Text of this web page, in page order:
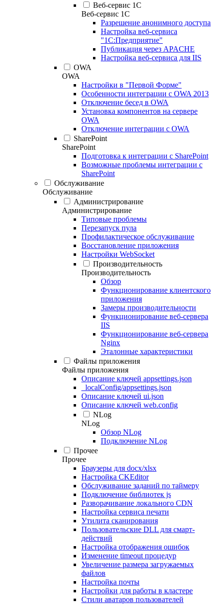
Веб-сервис 1С
Веб-сервис 1С
Разрешение анонимного доступа
Настройка веб-сервиса
"1С:Предприятие"
Публикация через APACHE
Настройка веб-сервиса для IIS
OWA
OWA
Настройки в "Первой Форме"
Особенности интеграции с OWA 2013
Отключение бесед в OWA
Установка компонентов на сервере
OWA
Отключение интеграции с OWA
SharePoint
SharePoint
Подготовка к интеграции с SharePoint
Возможные проблемы интеграции с
SharePoint
Обслуживание
Обслуживание
Администрирование
Администрирование
Типовые проблемы
Перезапуск пула
Профилактическое обслуживание
Восстановление приложения
Настройки WebSocket
Производительность
Производительность
Обзор
Функционирование клиентского
приложения
Замеры производительности
Функционирование веб-сервера
IIS
Функционирование веб-сервера
Nginx
Эталонные характеристики
Файлы приложения
Файлы приложения
Описание ключей appsettings.json
_localConfig/appsettings.json
Описание ключей ui.json
Описание ключей web.config
NLog
NLog
Обзор NLog
Подключение NLog
Прочее
Прочее
Браузеры для docx/xlsx
Настройка CKEditor
Обслуживание заданий по таймеру
Подключение библиотек js
Разворачивание локального CDN
Настройка сервиса печати
Утилита сканирования
Пользовательские DLL для смарт-
действий
Настройка отображения ошибок
Изменение timeout процедур
Увеличение размера загружаемых
файлов
Настройка почты
Настройки для работы в кластере
Стили аватаров пользователей